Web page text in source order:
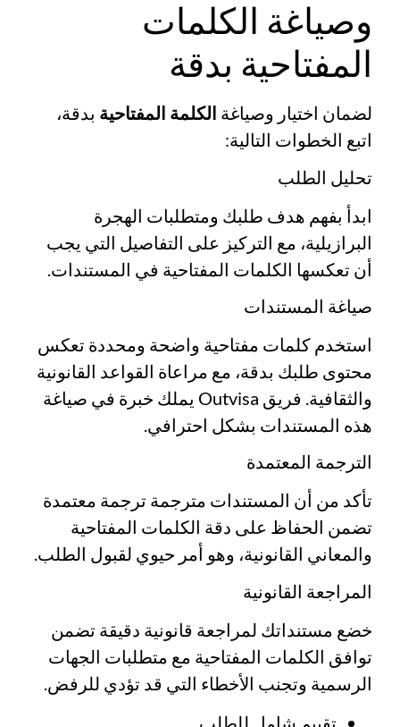
وصياغة الكلمات
المفتاحية بدقة
لضمان اختيار وصياغة الكلمة المفتاحية بدقة،
اتبع الخطوات التالية:
تحليل الطلب
ابدأ بفهم هدف طلبك ومتطلبات الهجرة
البرازيلية، مع التركيز على التفاصيل التي يجب
أن تعكسها الكلمات المفتاحية في المستندات.
صياغة المستندات
استخدم كلمات مفتاحية واضحة ومحددة تعكس
محتوى طلبك بدقة، مع مراعاة القواعد القانونية
والثقافية. فريق Outvisa يملك خبرة في صياغة
هذه المستندات بشكل احترافي.
الترجمة المعتمدة
تأكد من أن المستندات مترجمة ترجمة معتمدة
تضمن الحفاظ على دقة الكلمات المفتاحية
والمعاني القانونية، وهو أمر حيوي لقبول الطلب.
المراجعة القانونية
خضع مستنداتك لمراجعة قانونية دقيقة تضمن
توافق الكلمات المفتاحية مع متطلبات الجهات
الرسمية وتجنب الأخطاء التي قد تؤدي للرفض.